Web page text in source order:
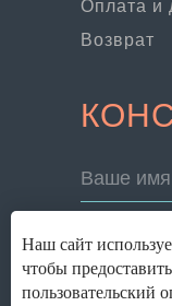
Ваше имя
Номер
Оплата и
Возврат
Наш сайт
чтобы
пользовательский